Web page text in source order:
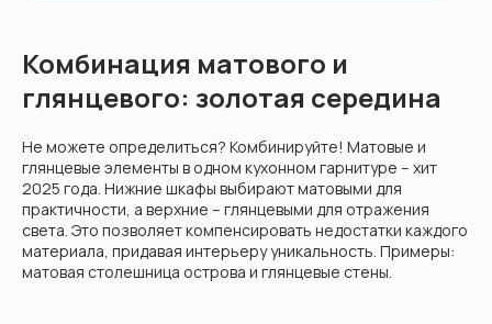
Комбинация матового и
глянцевого: золотая середина
Не можете определиться? Комбинируйте! Матовые и
глянцевые элементы в одном кухонном гарнитуре – хит
2025 года. Нижние шкафы выбирают матовыми для
практичности, а верхние – глянцевыми для отражения
света. Это позволяет компенсировать недостатки каждого
материала, придавая интерьеру уникальность. Примеры:
матовая столешница острова и глянцевые стены.